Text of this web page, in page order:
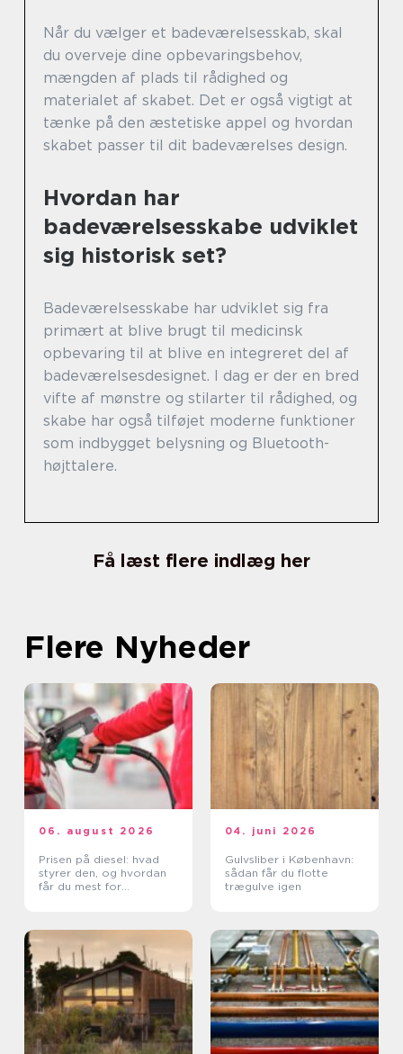
Når du vælger et badeværelsesskab, skal
du overveje dine opbevaringsbehov,
mængden af plads til rådighed og
materialet af skabet. Det er også vigtigt at
tænke på den æstetiske appel og hvordan
skabet passer til dit badeværelses design.
Hvordan har
badeværelsesskabe udviklet
sig historisk set?
Badeværelsesskabe har udviklet sig fra
primært at blive brugt til medicinsk
opbevaring til at blive en integreret del af
badeværelsesdesignet. I dag er der en bred
vifte af mønstre og stilarter til rådighed, og
skabe har også tilføjet moderne funktioner
som indbygget belysning og Bluetooth-
højttalere.
Få læst flere indlæg her
Flere Nyheder
06. august 2026
Prisen på diesel: hvad
styrer den, og hvordan
får du mest for
04. juni 2026
Gulvsliber i København:
sådan får du flotte
trægulve igen